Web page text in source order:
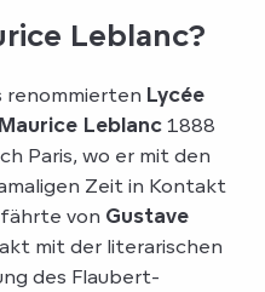
Leblanc?
renommierten Lycée
Maurice Leblanc 1888
Paris, wo er mit den
Zeit in Kontakt
von Gustave
mit der literarischen
des Flaubert-